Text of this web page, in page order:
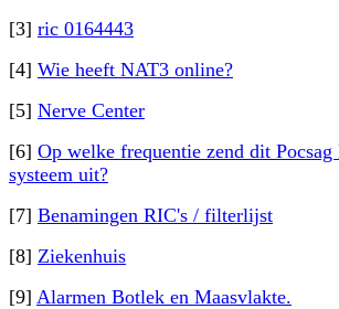
[3] ric 0164443
[4] Wie heeft NAT3 online?
[5] Nerve Center
[6] Op welke frequentie zend dit
systeem uit?
[7] Benamingen RIC's / filterlijst
[8] Ziekenhuis
[9] Alarmen Botlek en Maasvlakte.